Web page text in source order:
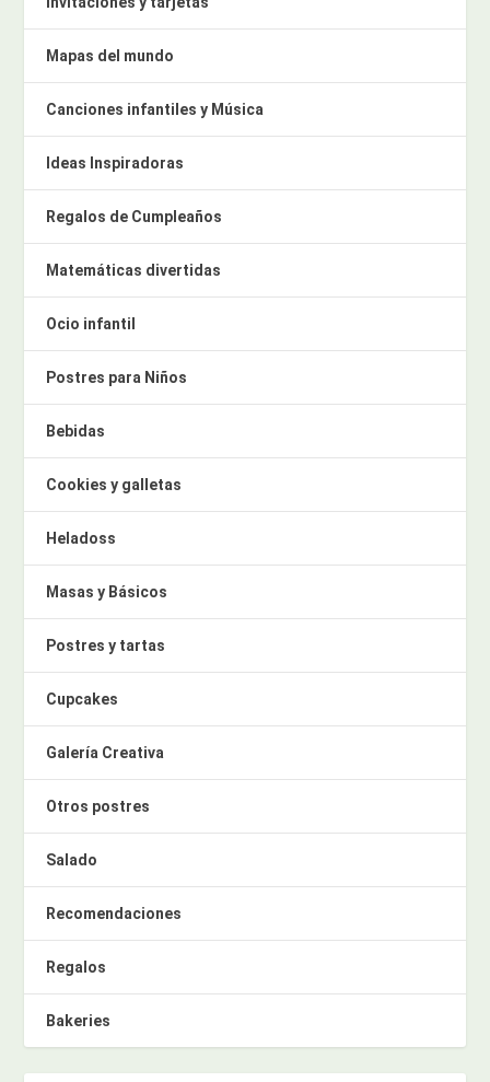
Mapas del mundo
Canciones infantiles y Música
Ideas Inspiradoras
Regalos de Cumpleaños
Matemáticas divertidas
Ocio infantil
Postres para Niños
Bebidas
Cookies y galletas
Heladoss
Masas y Básicos
Postres y tartas
Cupcakes
Galería Creativa
Otros postres
Salado
Recomendaciones
Regalos
Bakeries